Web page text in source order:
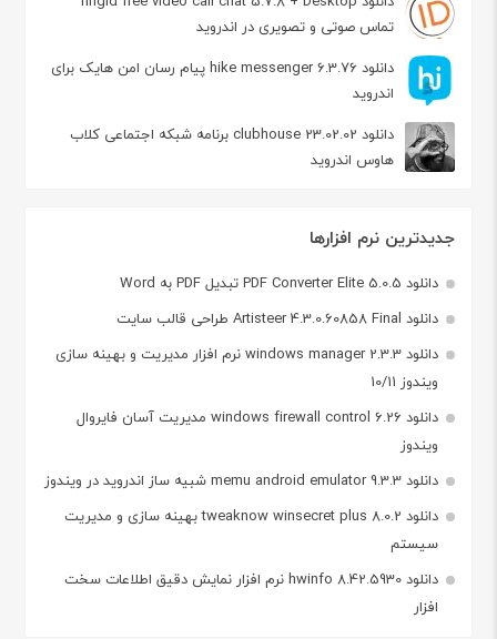
تماس صوتی و تصویری در اندروید
دانلود hike messenger 6.3.76 پیام‌ رسان‌ امن هایک برای
اندروید
دانلود clubhouse 23.02.02 برنامه شبکه اجتماعی کلاب
هاوس اندروید
جدیدترین نرم افزارها
دانلود PDF Converter Elite 5.0.5 تبدیل PDF به Word
دانلود Artisteer 4.3.0.60858 Final طراحی قالب سایت
دانلود windows manager 2.3.3 نرم افزار مدیریت و بهینه سازی
ویندوز 10/11
دانلود windows firewall control 6.26 مدیریت آسان فایروال
ویندوز
دانلود memu android emulator 9.3.3 شبیه ساز اندروید در ویندوز
دانلود tweaknow winsecret plus 8.0.2 بهینه سازی و مدیریت
سیستم
دانلود hwinfo 8.42.5930 نرم افزار نمایش دقیق اطلاعات سخت
افزار